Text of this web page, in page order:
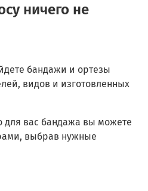
ничего не
бандажи и ортезы
видов и изготовленных
для вас бандажа вы можете
выбрав нужные